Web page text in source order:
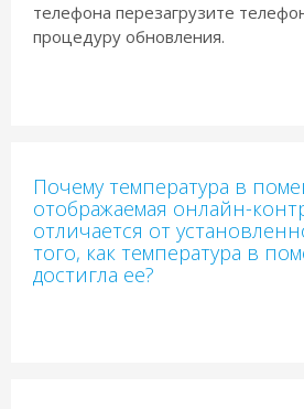
телефона перезагрузите
процедуру обновления.
Почему температура в
отображаемая онлайн-
отличается от
того, как температура в
достигла ее?